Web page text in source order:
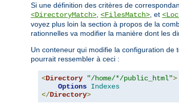
Si une définition des critères de
<DirectoryMatch> <FilesMatch> , et
voyez plus loin la section à propos de la
rationnelles va modifier la manière dont les
Un conteneur qui modifie la configuration
pourrait ressembler à ceci :
<Directory "/home/*/public_html">
Options Indexes
</Directory>